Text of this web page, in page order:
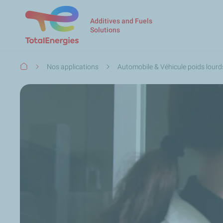
Additives and Fuels
Solutions
Fil
Nos applications Automobile & Véhicule poids